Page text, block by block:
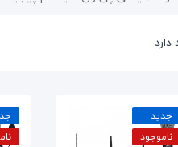
جدید
ناموجود